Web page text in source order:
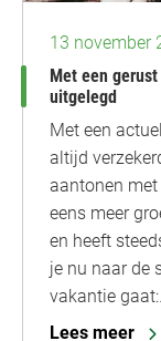
13 november
Met een
uitgelegd
Met een
altijd
aantonen met
eens meer
en heeft
je nu naar de
vakantie
Lees meer